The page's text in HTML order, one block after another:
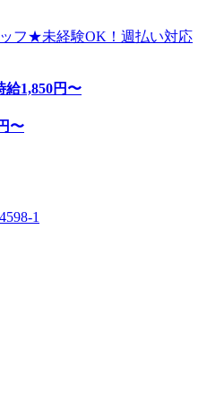
フ★未経験OK！週払い対応
給1,850円〜
〜
1